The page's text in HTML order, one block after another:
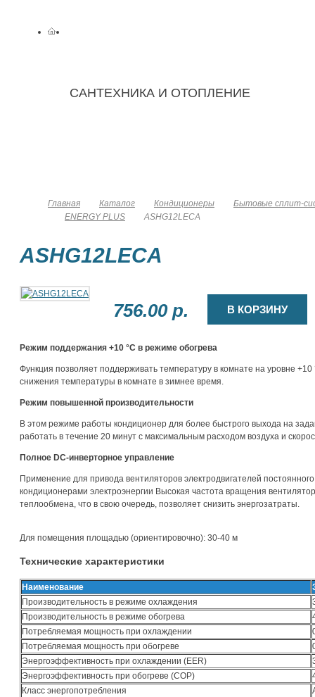
САНТЕХНИКА И ОТОПЛЕНИЕ
Главная Каталог Кондиционеры
Бытовые сплит-
ENERGY PLUS
ASHG12LECA
ASHG12LECA
756.00 р. В КОРЗИНУ
Режим поддержания +10 °С в режиме обогрева
Функция позволяет поддерживать температуру в комнате на уровне
снижения температуры в комнате в зимнее время.
Режим повышенной производительности
В этом режиме работы кондиционер для более быстрого выхода на
работать в течение 20 минут с максимальным расходом воздуха и
Полное DC-инверторное управление
Применение для привода вентиляторов электродвигателей
кондиционерами электроэнергии Высокая частота вращения
теплообмена, что в свою очередь, позволяет снизить энергозатраты.
Для помещения площадью (ориентировочно): 30-40 м
Технические характеристики
Наименование
Производительность в режиме охлаждения
Производительность в режиме обогрева
Потребляемая мощность при охлаждении
Потребляемая мощность при обогреве
Энергоэффективность при охлаждении (EER)
Энергоэффективность при обогреве (COP)
Класс энергопотребления